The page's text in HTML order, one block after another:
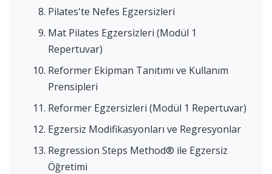
Pilates'te Nefes Egzersizleri
Mat Pilates Egzersizleri (Modül 1
Repertuvar)
Reformer Ekipman Tanıtımı ve Kullanım
Prensipleri
Reformer Egzersizleri (Modül 1 Repertuvar)
Egzersiz Modifikasyonları ve Regresyonlar
Regression Steps Method® ile Egzersiz
Öğretimi